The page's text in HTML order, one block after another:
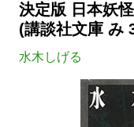
決定版 日本妖
(講談社文庫 み
水木しげる